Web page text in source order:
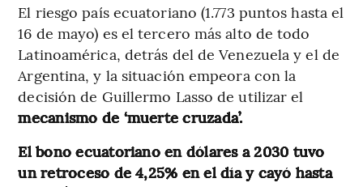
El riesgo país ecuatoriano (1.773 puntos hasta el
16 de mayo) es el tercero más alto de todo
Latinoamérica, detrás del de Venezuela y el de
Argentina, y la situación empeora con la
decisión de Guillermo Lasso de utilizar el
mecanismo de ‘muerte cruzada’.
El bono ecuatoriano en dólares a 2030 tuvo
un retroceso de 4,25% en el día y cayó hasta